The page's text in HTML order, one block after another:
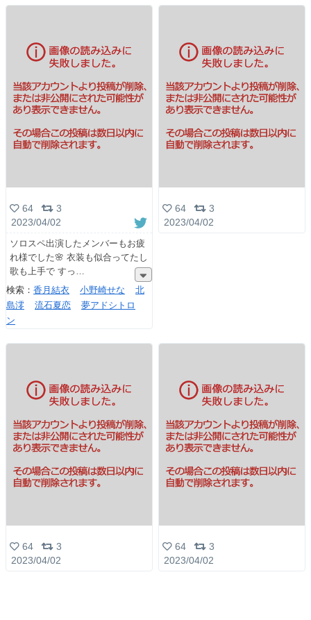
64
3
2023/04/02
ソロスペ出演したメンバーもお疲
れ様でした🌸 衣装も似合ってたし
歌も上手で すっ
検索： 香月結衣 小野崎せな
北
島澪
流石夏恋
夢アドシトロ
ン
64
3
2023/04/02
64
3
2023/04/02
64
3
2023/04/02